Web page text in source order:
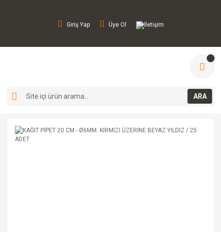
Giriş Yap Üye Ol İletişim
ARA